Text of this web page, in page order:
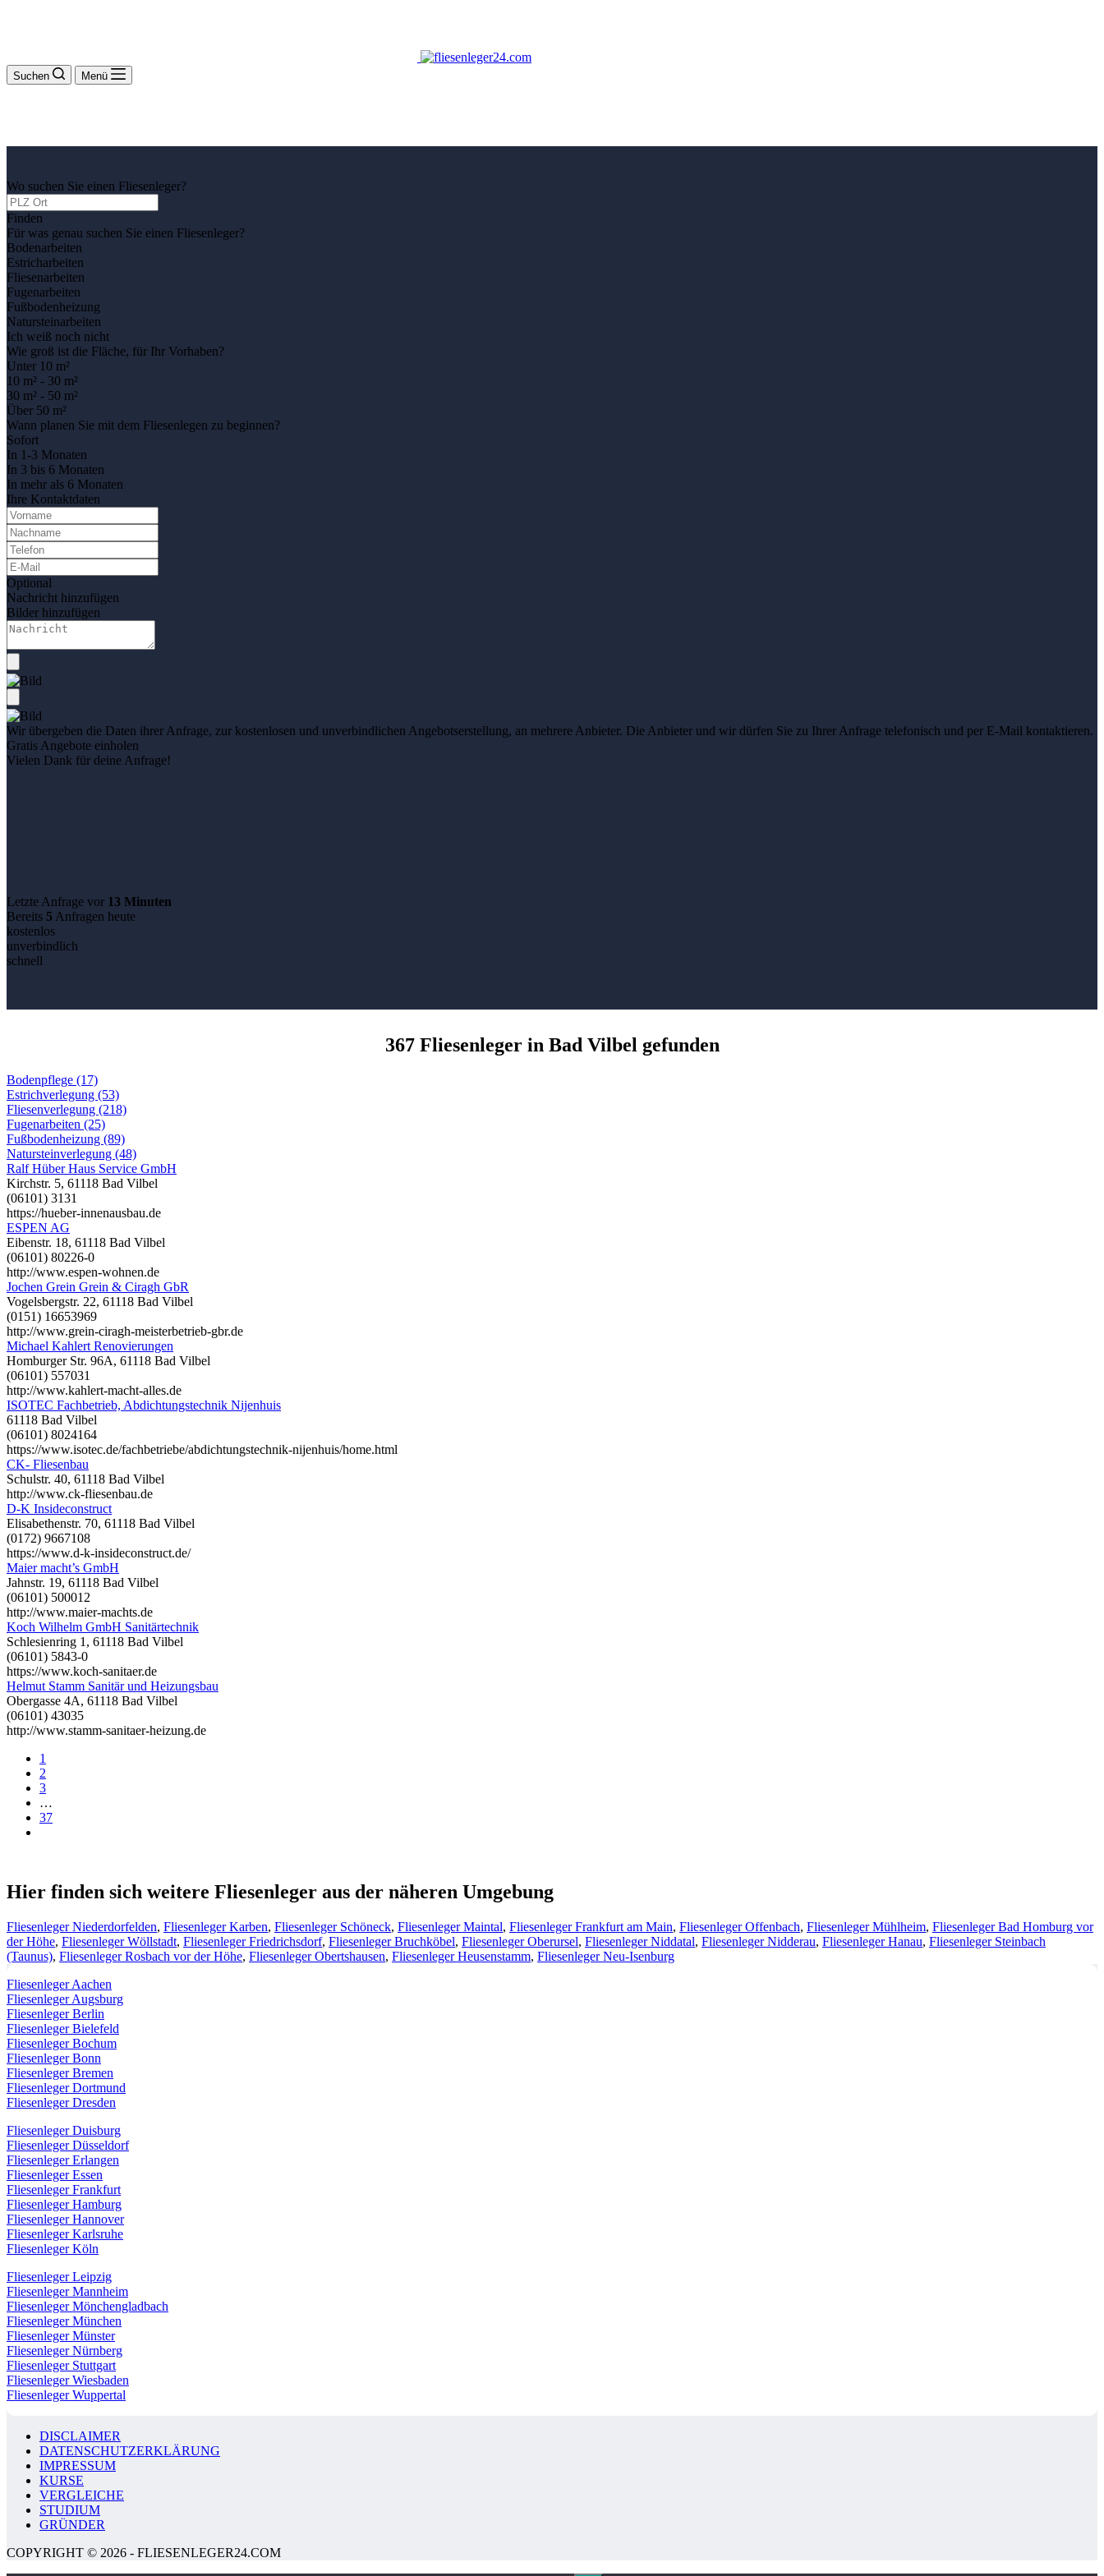
Suchen Menü
Wo suchen Sie einen Fliesenleger?
Finden
Für was genau suchen Sie einen Fliesenleger?
Bodenarbeiten
Estricharbeiten
Fliesenarbeiten
Fugenarbeiten
Fußbodenheizung
Natursteinarbeiten
Ich weiß noch nicht
Wie groß ist die Fläche, für Ihr Vorhaben?
Unter 10 m²
10 m² - 30 m²
30 m² - 50 m²
Über 50 m²
Wann planen Sie mit dem Fliesenlegen zu beginnen?
Sofort
In 1-3 Monaten
In 3 bis 6 Monaten
In mehr als 6 Monaten
Ihre Kontaktdaten
Optional
Nachricht hinzufügen
Bilder hinzufügen
Wir übergeben die Daten ihrer Anfrage, zur kostenlosen und unverbindlichen Angebotserstellung, an mehrere Anbieter. Die Anbieter und wir dürfen Sie zu Ihrer Anfrage telefonisch und per E-Mail kontaktieren.
Gratis Angebote einholen
Vielen Dank für deine Anfrage!
Letzte Anfrage vor 13 Minuten
Bereits 5 Anfragen heute
kostenlos
unverbindlich
schnell
367 Fliesenleger in Bad Vilbel gefunden
Bodenpflege (17)
Estrichverlegung (53)
Fliesenverlegung (218)
Fugenarbeiten (25)
Fußbodenheizung (89)
Natursteinverlegung (48)
Ralf Hüber Haus Service GmbH
Kirchstr. 5, 61118 Bad Vilbel
(06101) 3131
https://hueber-innenausbau.de
ESPEN AG
Eibenstr. 18, 61118 Bad Vilbel
(06101) 80226-0
http://www.espen-wohnen.de
Jochen Grein Grein & Ciragh GbR
Vogelsbergstr. 22, 61118 Bad Vilbel
(0151) 16653969
http://www.grein-ciragh-meisterbetrieb-gbr.de
Michael Kahlert Renovierungen
Homburger Str. 96A, 61118 Bad Vilbel
(06101) 557031
http://www.kahlert-macht-alles.de
ISOTEC Fachbetrieb, Abdichtungstechnik Nijenhuis
61118 Bad Vilbel
(06101) 8024164
https://www.isotec.de/fachbetriebe/abdichtungstechnik-nijenhuis/home.html
CK- Fliesenbau
Schulstr. 40, 61118 Bad Vilbel
http://www.ck-fliesenbau.de
D-K Insideconstruct
Elisabethenstr. 70, 61118 Bad Vilbel
(0172) 9667108
https://www.d-k-insideconstruct.de/
Maier macht’s GmbH
Jahnstr. 19, 61118 Bad Vilbel
(06101) 500012
http://www.maier-machts.de
Koch Wilhelm GmbH Sanitärtechnik
Schlesienring 1, 61118 Bad Vilbel
(06101) 5843-0
https://www.koch-sanitaer.de
Helmut Stamm Sanitär und Heizungsbau
Obergasse 4A, 61118 Bad Vilbel
(06101) 43035
http://www.stamm-sanitaer-heizung.de
1
2
3
…
37
Hier finden sich weitere Fliesenleger aus der näheren Umgebung
Fliesenleger Niederdorfelden, Fliesenleger Karben, Fliesenleger Schöneck, Fliesenleger Maintal, Fliesenleger Frankfurt am Main, Fliesenleger Offenbach, Fliesenleger Mühlheim, Fliesenleger Bad Homburg vor
der Höhe, Fliesenleger Wöllstadt, Fliesenleger Friedrichsdorf, Fliesenleger Bruchköbel, Fliesenleger Oberursel, Fliesenleger Niddatal, Fliesenleger Nidderau, Fliesenleger Hanau, Fliesenleger Steinbach
(Taunus), Fliesenleger Rosbach vor der Höhe, Fliesenleger Obertshausen, Fliesenleger Heusenstamm, Fliesenleger Neu-Isenburg
Fliesenleger Aachen
Fliesenleger Augsburg
Fliesenleger Berlin
Fliesenleger Bielefeld
Fliesenleger Bochum
Fliesenleger Bonn
Fliesenleger Bremen
Fliesenleger Dortmund
Fliesenleger Dresden
Fliesenleger Duisburg
Fliesenleger Düsseldorf
Fliesenleger Erlangen
Fliesenleger Essen
Fliesenleger Frankfurt
Fliesenleger Hamburg
Fliesenleger Hannover
Fliesenleger Karlsruhe
Fliesenleger Köln
Fliesenleger Leipzig
Fliesenleger Mannheim
Fliesenleger Mönchengladbach
Fliesenleger München
Fliesenleger Münster
Fliesenleger Nürnberg
Fliesenleger Stuttgart
Fliesenleger Wiesbaden
Fliesenleger Wuppertal
DISCLAIMER
DATENSCHUTZERKLÄRUNG
IMPRESSUM
KURSE
VERGLEICHE
STUDIUM
GRÜNDER
COPYRIGHT © 2026 - FLIESENLEGER24.COM